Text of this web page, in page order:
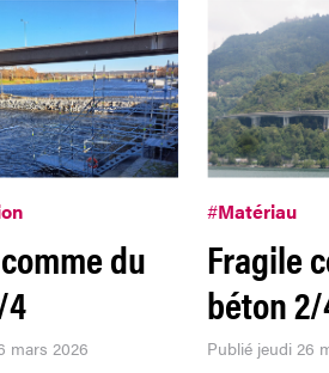
du
mars 2026
#Matériau
Fragile
béton
Publié jeudi 26